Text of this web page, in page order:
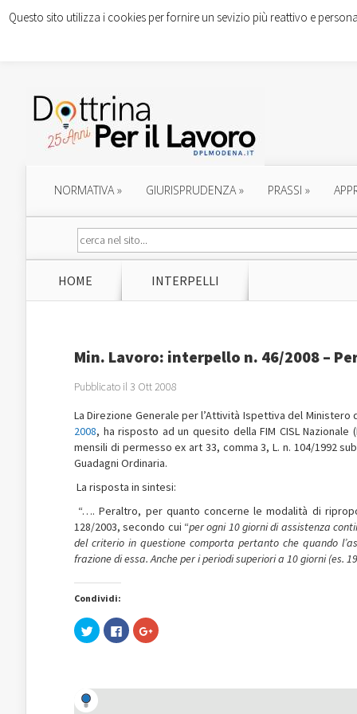
NORMATIVA» GIURISPRUDENZA» PRASSI »
HOME INTERPELLI
Min. Lavoro: interpello n. 46/2008 –
Pubblicato il 3 Ott 2008
La Direzione Generale per l’Attività Ispettiva del
2008, ha risposto ad un quesito della FIM CISL
mensili di permesso ex art 33, comma 3, L. n. 104/1992
Guadagni Ordinaria.
La risposta in sintesi:
“…. Peraltro, per quanto concerne le modalità di
128/2003, secondo cui “per ogni 10 giorni di assistenza
del criterio in questione comporta pertanto che quando
frazione di essa. Anche per i periodi superiori a 10 giorni (es.
Condividi:
Fai
clic
(Si
apre
Fai
clic
Fai
clic
Questo sito utilizza i cookies per fornire un sevizio più reattivo e